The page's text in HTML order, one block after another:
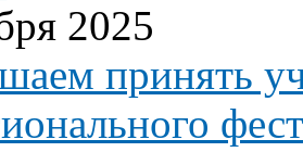
2025
принять